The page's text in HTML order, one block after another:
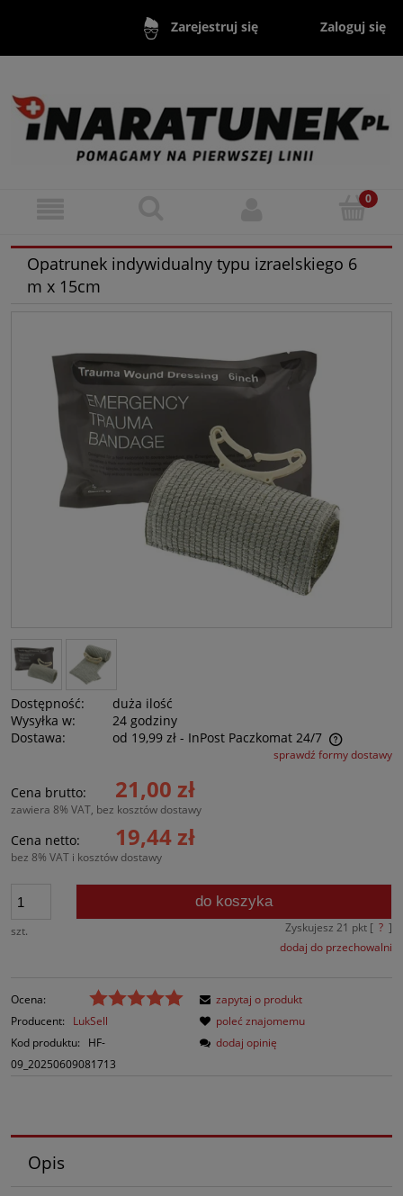
Zarejestruj się Zaloguj się
Opatrunek indywidualny typu izraelskiego 6
m x 15cm
Dostępność:
duża ilość
Wysyłka w:
24 godziny
Dostawa:
od 19,99 zł - InPost Paczkomat 24/7
Cena nie zawiera ewentualnych kosztów płatnościsprawdź formy dostawy
Cena brutto: 21,00 zł
zawiera 8% VAT, bez kosztów dostawy
Cena netto: 19,44 zł
bez 8% VAT i kosztów dostawy
szt.
do koszyka
Zyskujesz 21 pkt [ ? ]
dodaj do przechowalni
Ocena:
Producent:
LukSell
Kod produktu:
HF-
09_20250609081713
zapytaj o produkt
poleć znajomemu
dodaj opinię
Opis